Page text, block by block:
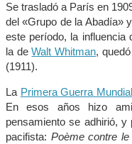
Se trasladó a París en
del «Grupo de la Abadía»
este período, la influencia
la deWalt Whitman,
(1911).
La Primera Guerra Mundial
En esos años hizo
pensamiento se adhirió,
pacifista: Poème contre